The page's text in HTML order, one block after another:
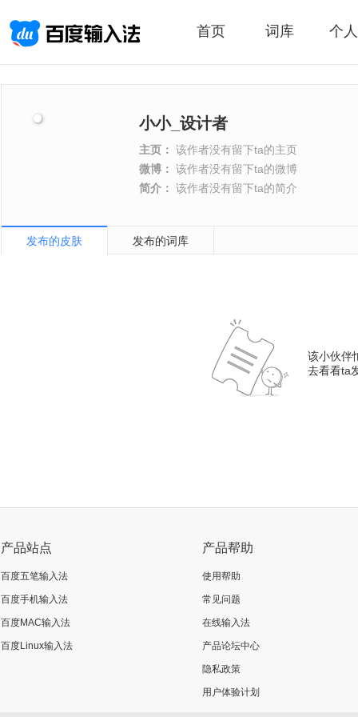
首页 词库 个
小小_设计者
主页： 该作者没有留下ta的主页
微博： 该作者没有留下ta的微博
简介： 该作者没有留下ta的简介
发布的皮肤 发布的词库
该小伙伴
去看看ta
产品站点
百度五笔输入法
百度手机输入法
百度MAC输入法
百度Linux输入法
产品帮助
使用帮助
常见问题
在线输入法
产品论坛中心
隐私政策
用户体验计划